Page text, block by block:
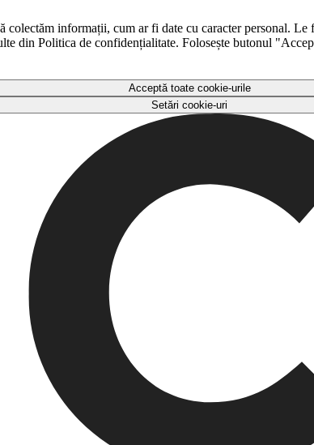
informații, cum ar fi date cu caracter personal.
din Politica de confidențialitate. Folosește butonul
Acceptă toate cookie-urile
Setări cookie-uri